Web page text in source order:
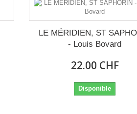
LE MÉRIDIEN, ST
- Louis Bovard
22.00 CHF
Disponible